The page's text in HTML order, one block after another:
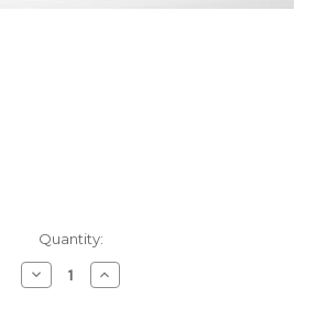
Quantity:
Decrease
Quantity
Increase
Quantity